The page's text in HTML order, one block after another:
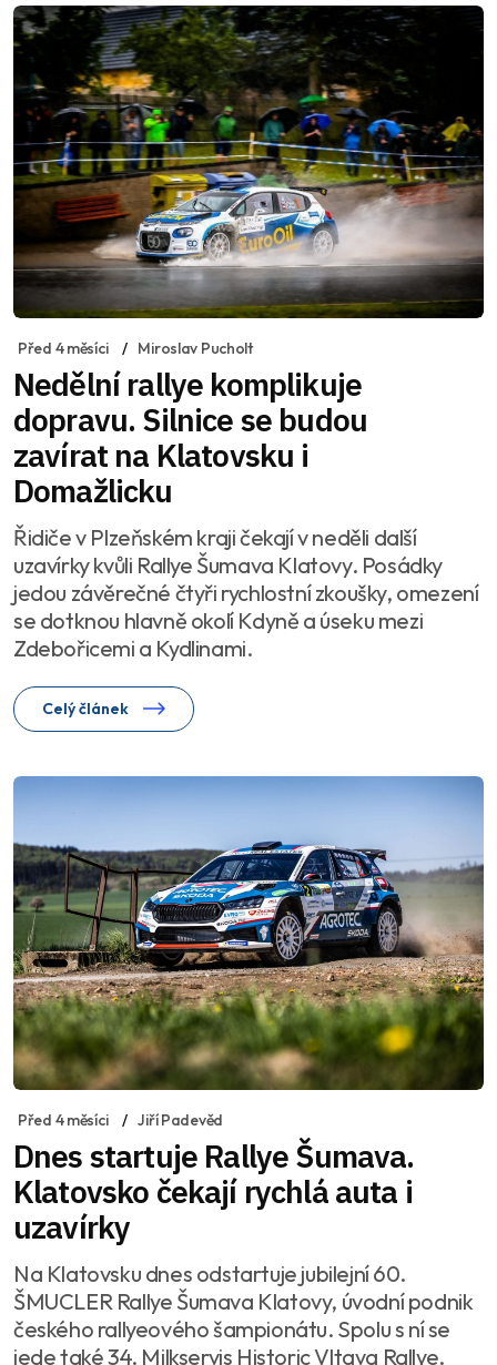
Před 4 měsíci Miroslav Pucholt
Nedělní rallye komplikuje
dopravu. Silnice se budou
zavírat na Klatovsku i
Domažlicku
Řidiče v Plzeňském kraji čekají v neděli další
uzavírky kvůli Rallye Šumava Klatovy. Posádky
jedou závěrečné čtyři rychlostní zkoušky, omezení
se dotknou hlavně okolí Kdyně a úseku mezi
Zdebořicemi a Kydlinami.
Celý článek
Před 4 měsíci Jiří Padevěd
Dnes startuje Rallye Šumava.
Klatovsko čekají rychlá auta i
uzavírky
Na Klatovsku dnes odstartuje jubilejní 60.
ŠMUCLER Rallye Šumava Klatovy, úvodní podnik
českého rallyeového šampionátu. Spolu s ní se
jede také 34. Milkservis Historic Vltava Rallye.